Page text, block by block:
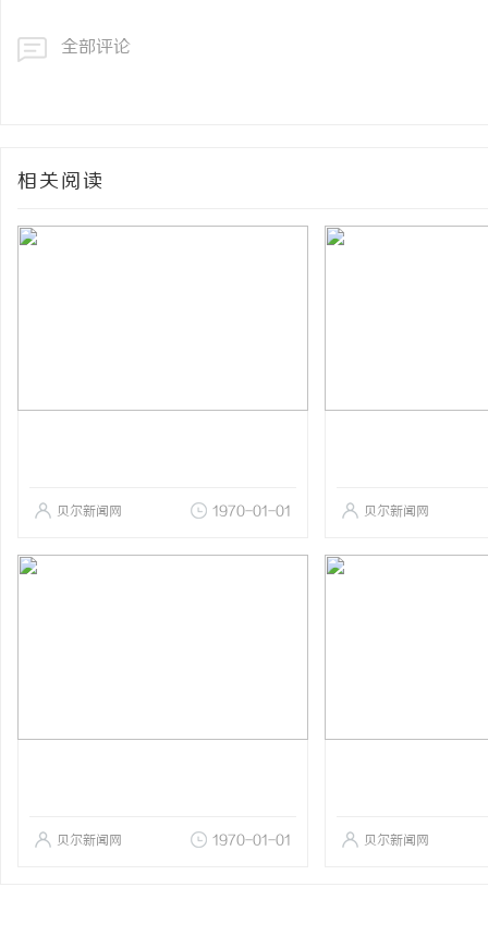
全部评论
相关阅读
贝尔新闻网 1970-01-01 贝尔新闻网
贝尔新闻网 1970-01-01 贝尔新闻网